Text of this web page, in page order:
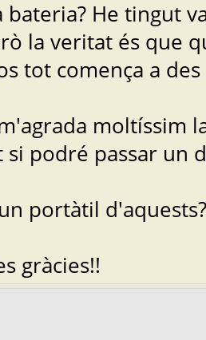
bateria? He tingut
la veritat és que
tot comença a
moltíssim
si podré passar un
portàtil
gràcies!!